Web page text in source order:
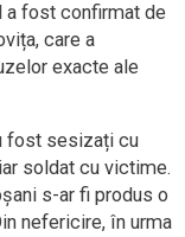
a fost confirmat de
care a
exacte ale
fost sesizați cu
soldat cu victime.
s-ar fi produs o
nefericire, în urma